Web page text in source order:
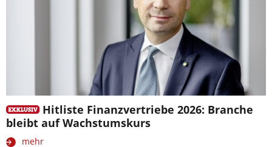
Hitliste Finanzvertriebe 2026: Branche
bleibt auf Wachstumskurs
mehr